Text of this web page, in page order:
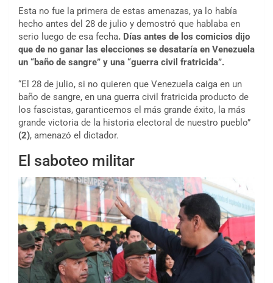
Esta no fue la primera de estas amenazas, ya lo había
hecho antes del 28 de julio y demostró que hablaba en
serio luego de esa fecha. Días antes de los comicios dijo
que de no ganar las elecciones se desataría en Venezuela
un “baño de sangre” y una “guerra civil fratricida”.
“El 28 de julio, si no quieren que Venezuela caiga en un
baño de sangre, en una guerra civil fratricida producto de
los fascistas, garanticemos el más grande éxito, la más
grande victoria de la historia electoral de nuestro pueblo”
(2), amenazó el dictador.
El saboteo militar